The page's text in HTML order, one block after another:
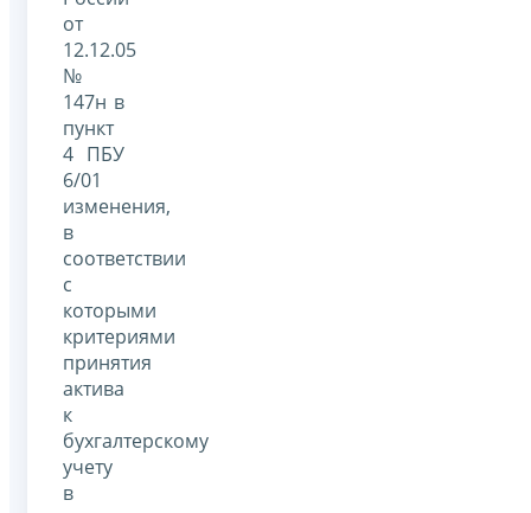
от
12.12.05
№
147н в
пункт
4 ПБУ
6/01
изменения,
в
соответствии
с
которыми
критериями
принятия
актива
к
бухгалтерскому
учету
в